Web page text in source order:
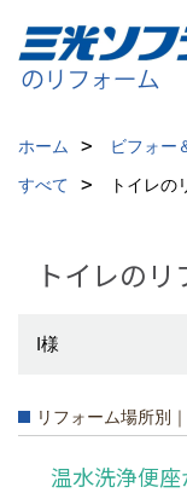
ホーム ビフォー
すべて
トイレの
トイレのリ
I様
リフォーム場所別
温水洗浄便